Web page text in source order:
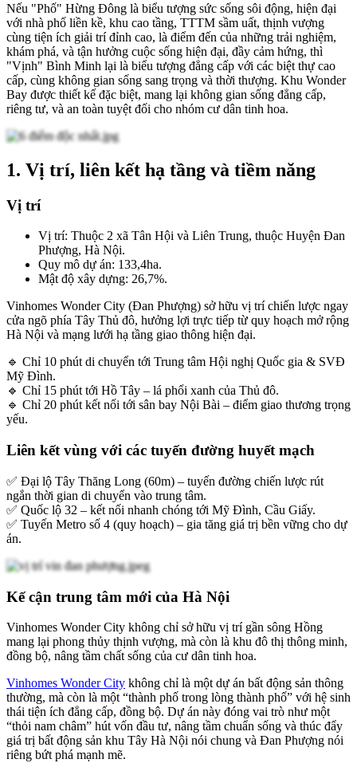
Nếu "Phố" Hừng Đông là biểu tượng sức sống sôi động, hiện đại
với nhà phố liền kề, khu cao tầng, TTTM sầm uất, thịnh vượng
cùng tiện ích giải trí đỉnh cao, là điểm đến của những trải nghiệm,
khám phá, và tận hưởng cuộc sống hiện đại, đầy cảm hứng, thì
"Vịnh" Bình Minh lại là biểu tượng đẳng cấp với các biệt thự cao
cấp, cùng không gian sống sang trọng và thời thượng. Khu Wonder
Bay được thiết kế đặc biệt, mang lại không gian sống đẳng cấp,
riêng tư, và an toàn tuyệt đối cho nhóm cư dân tinh hoa.
1. Vị trí, liên kết hạ tầng và tiềm năng
Vị trí
Vị trí: Thuộc 2 xã Tân Hội và Liên Trung, thuộc Huyện Đan
Phượng, Hà Nội.
Quy mô dự án: 133,4ha.
Mật độ xây dựng: 26,7%.
Vinhomes Wonder City (Đan Phượng) sở hữu vị trí chiến lược ngay
cửa ngõ phía Tây Thủ đô, hưởng lợi trực tiếp từ quy hoạch mở rộng
Hà Nội và mạng lưới hạ tầng giao thông hiện đại.
🔹 Chỉ 10 phút di chuyển tới Trung tâm Hội nghị Quốc gia & SVĐ
Mỹ Đình.
🔹 Chỉ 15 phút tới Hồ Tây – lá phổi xanh của Thủ đô.
🔹 Chỉ 20 phút kết nối tới sân bay Nội Bài – điểm giao thương trọng
yếu.
Liên kết vùng với các tuyến đường huyết mạch
✅ Đại lộ Tây Thăng Long (60m) – tuyến đường chiến lược rút
ngắn thời gian di chuyển vào trung tâm.
✅ Quốc lộ 32 – kết nối nhanh chóng tới Mỹ Đình, Cầu Giấy.
✅ Tuyến Metro số 4 (quy hoạch) – gia tăng giá trị bền vững cho dự
án.
Kế cận trung tâm mới của Hà Nội
Vinhomes Wonder City không chỉ sở hữu vị trí gần sông Hồng
mang lại phong thủy thịnh vượng, mà còn là khu đô thị thông minh,
đồng bộ, nâng tầm chất sống của cư dân tinh hoa.
Vinhomes Wonder City không chỉ là một dự án bất động sản thông
thường, mà còn là một “thành phố trong lòng thành phố” với hệ sinh
thái tiện ích đẳng cấp, đồng bộ. Dự án này đóng vai trò như một
“thỏi nam châm” hút vốn đầu tư, nâng tầm chuẩn sống và thúc đẩy
giá trị bất động sản khu Tây Hà Nội nói chung và Đan Phượng nói
riêng bứt phá mạnh mẽ.